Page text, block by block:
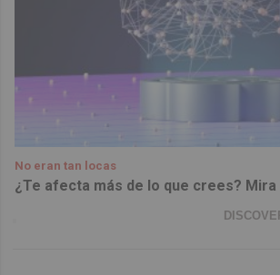
No eran tan locas
¿Te afecta más de lo que crees?